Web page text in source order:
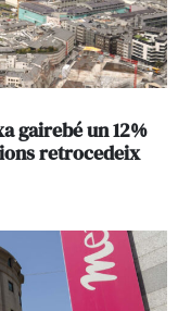
gairebé un 12%
retrocedeix